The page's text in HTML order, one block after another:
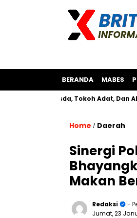
BERANDA MABES
Bksda, Tokoh Adat, Dan
Home / Daerah
Sinergi
Makan
Redaksi
-
Jumat, 23